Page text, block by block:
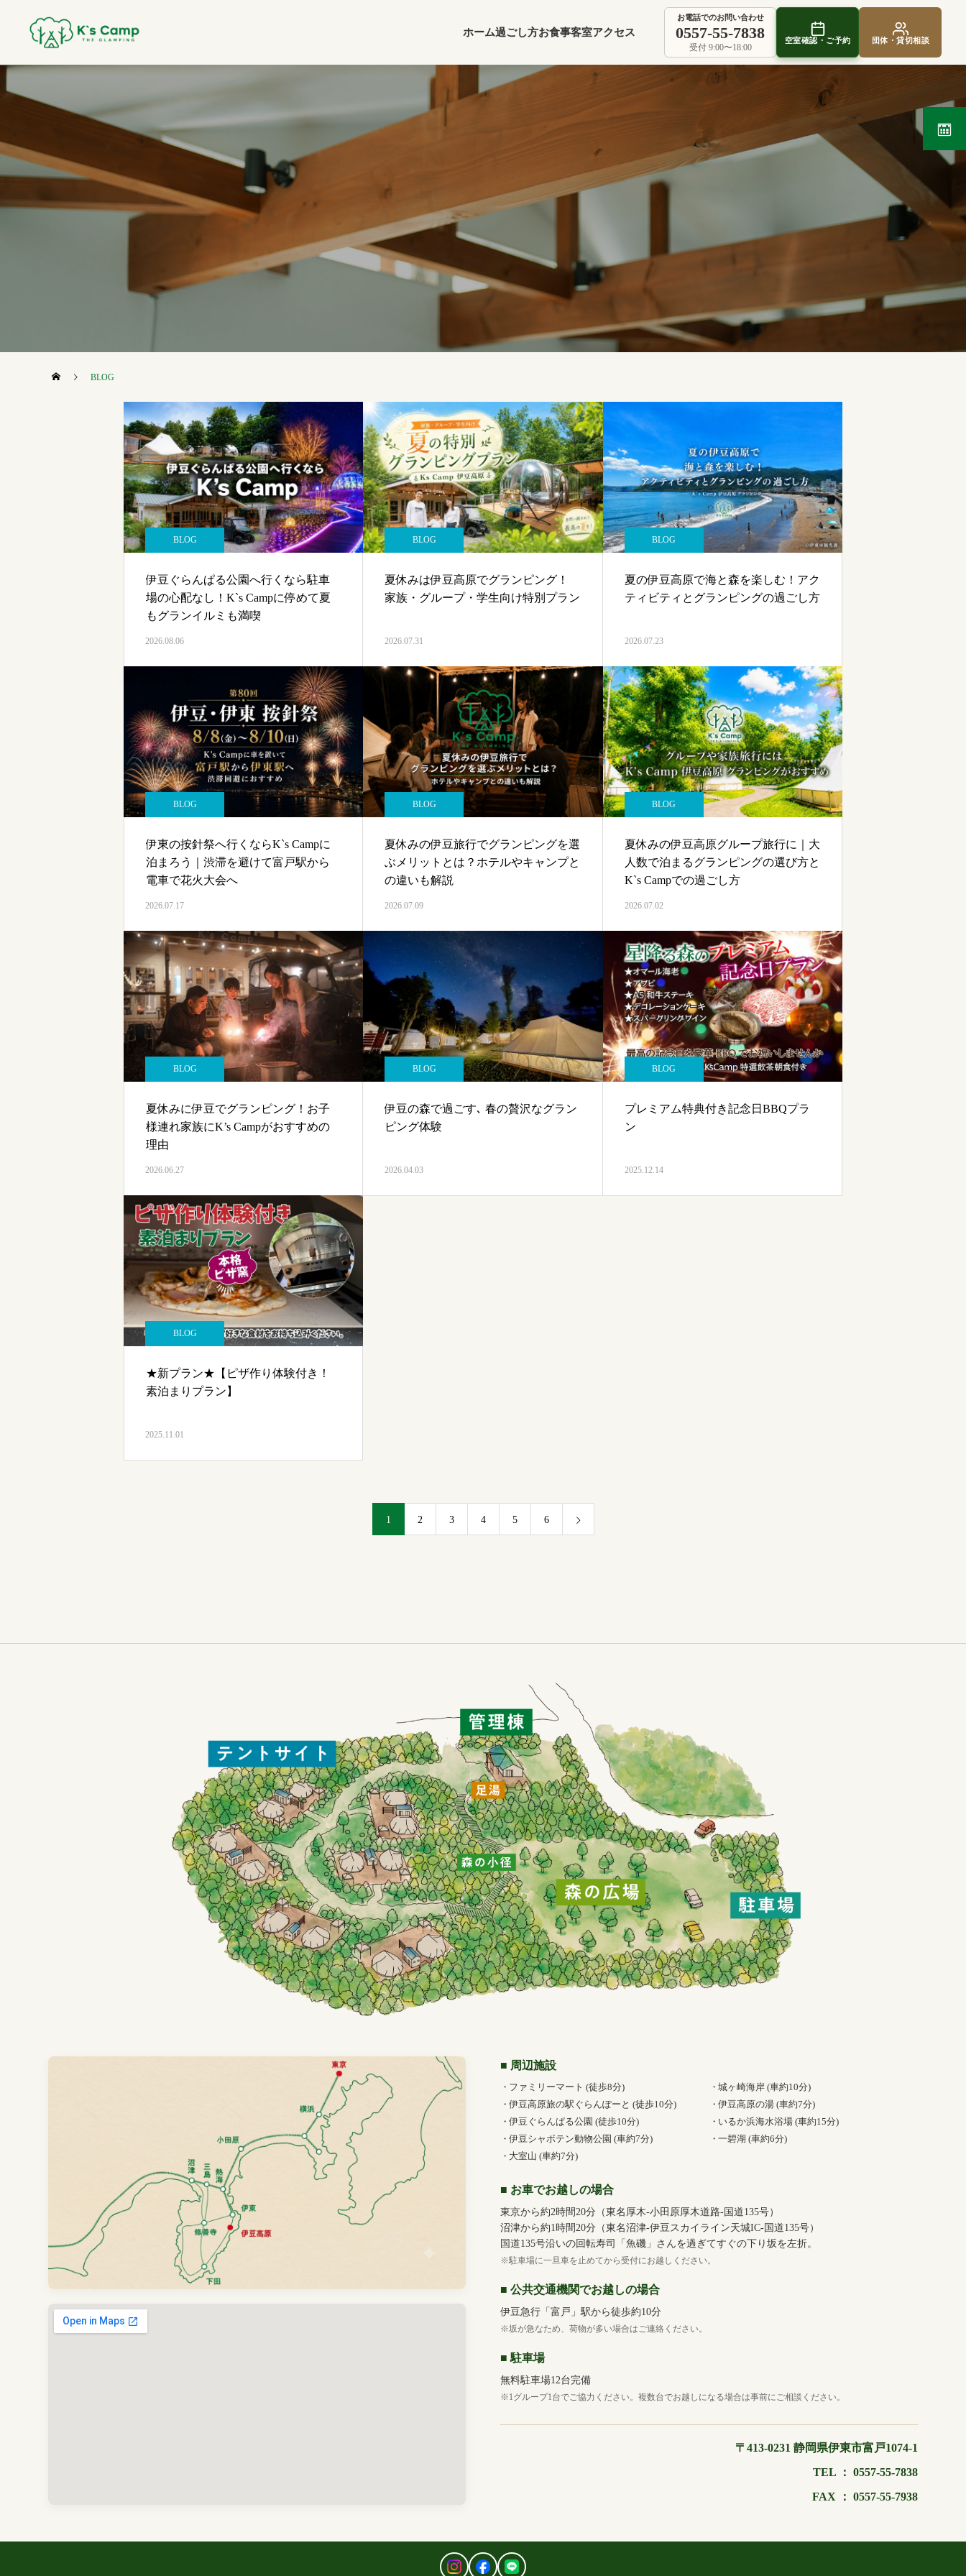
ホーム過ごし方お食事客室アクセス
お電話でのお問い合わせ
0557-55-7838
受付 9:00〜18:00
空室確認・ご予約 団体・貸切相談
BLOG
BLOG
伊豆ぐらんぱる公園へ行くなら駐車
場の心配なし！K`s Campに停めて夏
もグランイルミも満喫
2026.08.06
BLOG
夏休みは伊豆高原でグランピング！
家族・グループ・学生向け特別プラン
2026.07.31
BLOG
夏の伊豆高原で海と森を楽しむ！アク
ティビティとグランピングの過ごし方
2026.07.23
BLOG
伊東の按針祭へ行くならK`s Campに
泊まろう｜渋滞を避けて富戸駅から
電車で花火大会へ
2026.07.17
BLOG
夏休みの伊豆旅行でグランピングを選
ぶメリットとは？ホテルやキャンプと
の違いも解説
2026.07.09
BLOG
夏休みの伊豆高原グループ旅行に｜大
人数で泊まるグランピングの選び方と
K`s Campでの過ごし方
2026.07.02
BLOG
夏休みに伊豆でグランピング！お子
様連れ家族にK’s Campがおすすめの
理由
2026.06.27
BLOG
伊豆の森で過ごす､ 春の贅沢なグラン
ピング体験
2026.04.03
BLOG
プレミアム特典付き記念日BBQプラ
ン
2025.12.14
BLOG
★新プラン★【ピザ作り体験付き！
素泊まりプラン】
2025.11.01
1 2 3 4 5 6
■ 周辺施設
ファミリーマート (徒歩8分)
伊豆高原旅の駅ぐらんぽーと (徒歩10分)
伊豆ぐらんぱる公園 (徒歩10分)
伊豆シャボテン動物公園 (車約7分)
大室山 (車約7分)
城ヶ崎海岸 (車約10分)
伊豆高原の湯 (車約7分)
いるか浜海水浴場 (車約15分)
一碧湖 (車約6分)
■ お車でお越しの場合
東京から約2時間20分（東名厚木‐小田原厚木道路‐国道135号）
沼津から約1時間20分（東名沼津‐伊豆スカイライン天城IC‐国道135号）
国道135号沿いの回転寿司「魚磯」さんを過ぎてすぐの下り坂を左折。
※駐車場に一旦車を止めてから受付にお越しください。
■ 公共交通機関でお越しの場合
伊豆急行「富戸」駅から徒歩約10分
※坂が急なため、荷物が多い場合はご連絡ください。
■ 駐車場
無料駐車場12台完備
※1グループ1台でご協力ください。複数台でお越しになる場合は事前にご相談ください。
〒413-0231 静岡県伊東市富戸1074-1
TEL ： 0557-55-7838
FAX ： 0557-55-7938